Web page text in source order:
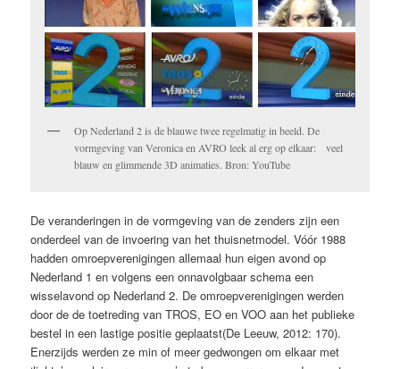
Op Nederland 2 is de blauwe twee regelmatig in beeld. De
vormgeving van Veronica en AVRO leek al erg op elkaar: veel
blauw en glimmende 3D animaties. Bron: YouTube
De veranderingen in de vormgeving van de zenders zijn een
onderdeel van de invoering van het thuisnetmodel. Vóór 1988
hadden omroepverenigingen allemaal hun eigen avond op
Nederland 1 en volgens een onnavolgbaar schema een
wisselavond op Nederland 2. De omroepverenigingen werden
door de de toetreding van TROS, EO en VOO aan het publieke
bestel in een lastige positie geplaatst(De Leeuw, 2012: 170).
Enerzijds werden ze min of meer gedwongen om elkaar met